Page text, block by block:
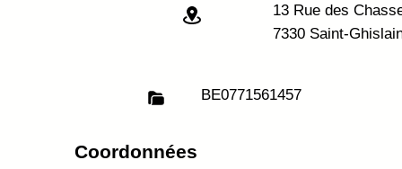
13 Rue des
7330 Saint-
BE0771561457
Coordonnées